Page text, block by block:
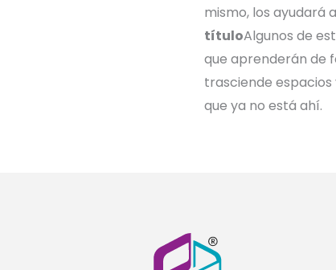
mismo, los ayudará
títuloAlgunos de
que aprenderán de
trasciende espacios
que ya no está ahí.